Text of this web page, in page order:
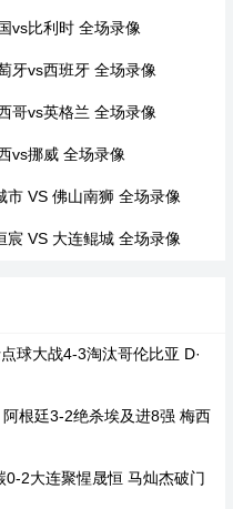
vs比利时 全场录像
牙vs西班牙 全场录像
哥vs英格兰 全场录像
vs挪威 全场录像
VS 佛山南狮 全场录像
VS 大连鲲城 全场录像
球大战4-3淘汰哥伦比亚 D·
根廷3-2绝杀埃及进8强 梅西
2大连聚惺晟恒 马灿杰破门